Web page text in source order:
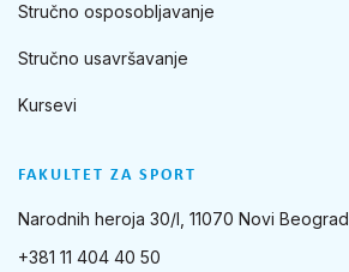
FAKULTET ZA SPORT
Narodnih heroja 30/I, 11070 Novi Beograd
+381 11 404 40 50
Stručno osposobljavanje
Stručno usavršavanje
Kursevi